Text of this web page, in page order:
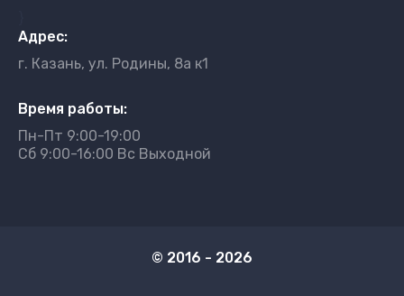
Адрес:
г. Казань, ул. Родины, 8а к1
Время работы:
Пн-Пт 9:00-19:00
Сб 9:00-16:00 Вс Выходной
© 2016 - 2026